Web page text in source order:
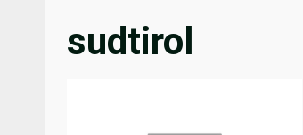
sudtirol